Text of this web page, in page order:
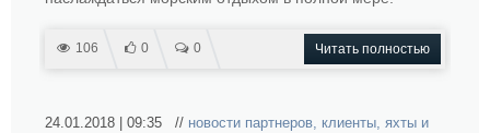
106 0 0 Читать полностью
24.01.2018 | 09:35 // новости партнеров, клиенты, яхты и